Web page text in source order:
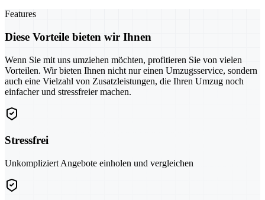
Features
Diese Vorteile bieten wir Ihnen
Wenn Sie mit uns umziehen möchten, profitieren Sie von vielen
Vorteilen. Wir bieten Ihnen nicht nur einen Umzugsservice, sondern
auch eine Vielzahl von Zusatzleistungen, die Ihren Umzug noch
einfacher und stressfreier machen.
Stressfrei
Unkompliziert Angebote einholen und vergleichen